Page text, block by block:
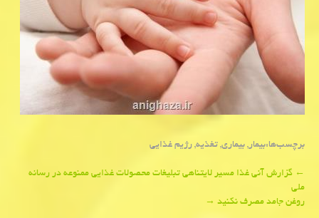
برچسب‌ها:بیمار,بیماری,تغذیه,رژیم غذایی
Post
navigation
←گزارش آنی غذا مسیر لایتناهی تبلیغات محصولات غذایی ممنوعه در رسانه
ملی
روغن جامد مصرف نكنید→